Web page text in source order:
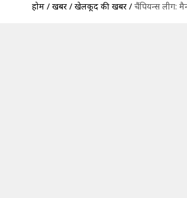
होम / खबरें / खेलकूद की खबरें / चैंपियन्स लीग: